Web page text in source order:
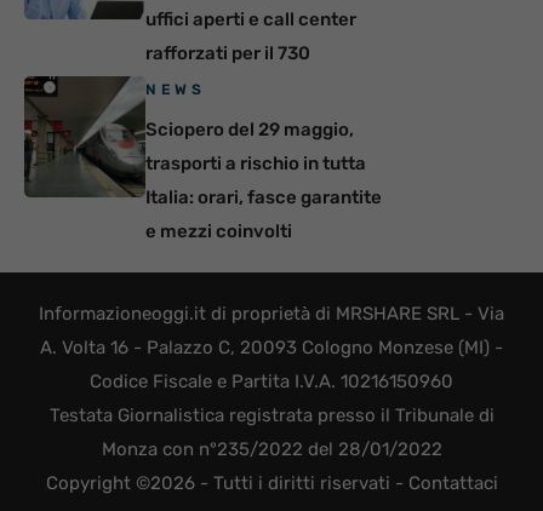
uffici aperti e call center
rafforzati per il 730
NEWS
Sciopero del 29 maggio,
trasporti a rischio in tutta
Italia: orari, fasce garantite
e mezzi coinvolti
Informazioneoggi.it di proprietà di MRSHARE SRL - Via
A. Volta 16 - Palazzo C, 20093 Cologno Monzese (MI) -
Codice Fiscale e Partita I.V.A. 10216150960
Testata Giornalistica registrata presso il Tribunale di
Monza con n°235/2022 del 28/01/2022
Copyright ©2026 - Tutti i diritti riservati - Contattaci